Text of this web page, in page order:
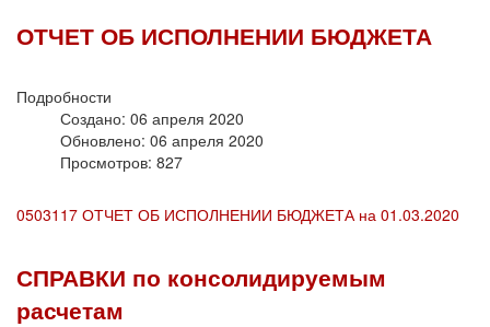
ОТЧЕТ ОБ ИСПОЛНЕНИИ БЮДЖЕТА
Подробности
Создано: 06 апреля 2020
Обновлено: 06 апреля 2020
Просмотров: 827
0503117 ОТЧЕТ ОБ ИСПОЛНЕНИИ БЮДЖЕТА на 01.03.2020
СПРАВКИ по консолидируемым
расчетам